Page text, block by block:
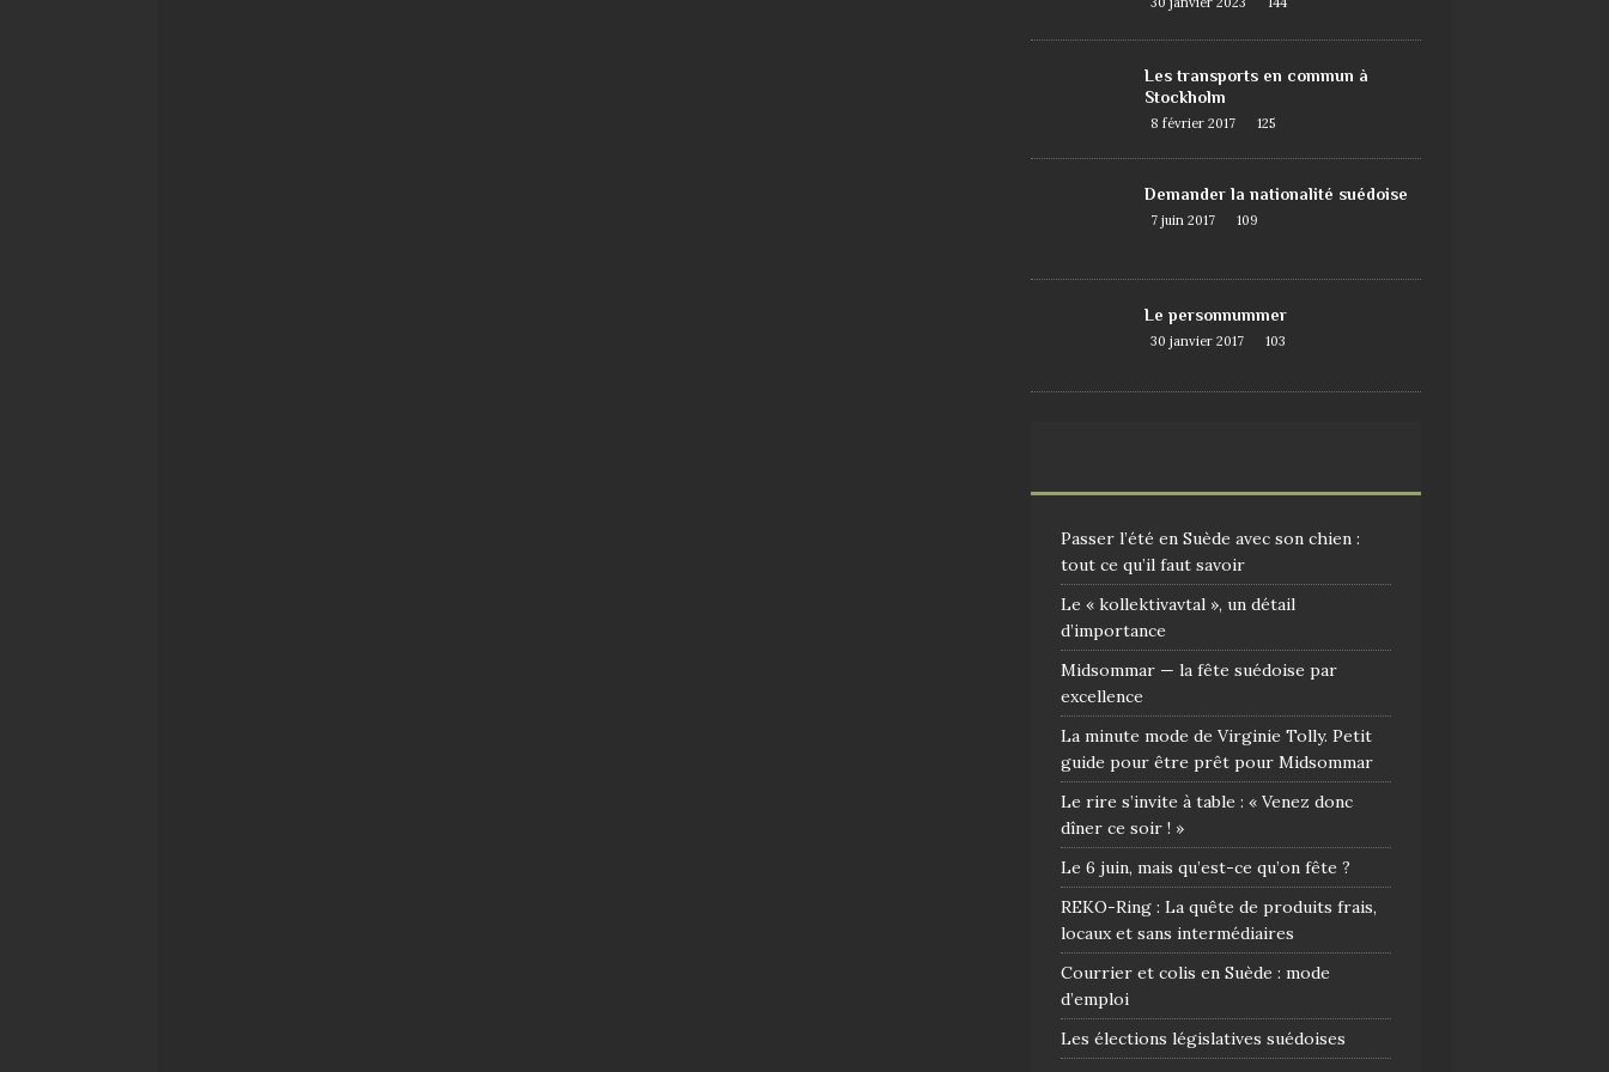
Les transports en commun à
Stockholm
8 février 2017 125
Demander la nationalité suédoise
7 juin 2017 109
Le personnummer
30 janvier 2017 103
Passer l’été en Suède avec son chien :
tout ce qu’il faut savoir
Le « kollektivavtal », un détail
d’importance
Midsommar — la fête suédoise par
excellence
La minute mode de Virginie Tolly. Petit
guide pour être prêt pour Midsommar
Le rire s’invite à table : « Venez donc
dîner ce soir ! »
Le 6 juin, mais qu’est-ce qu’on fête ?
REKO-Ring : La quête de produits frais,
locaux et sans intermédiaires
Courrier et colis en Suède : mode
d’emploi
Les élections législatives suédoises